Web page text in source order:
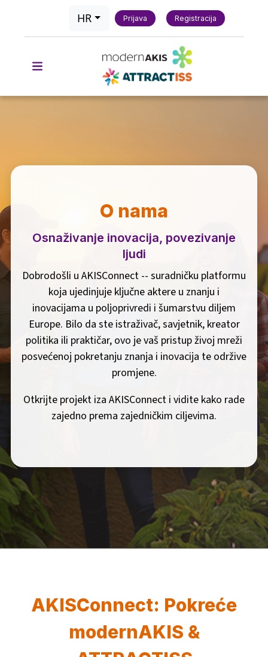
HR Prijava Registracija
O nama
Osnaživanje inovacija, povezivanje
ljudi
Dobrodošli u AKISConnect -- suradničku platformu
koja ujedinjuje ključne aktere u znanju i
inovacijama u poljoprivredi i šumarstvu diljem
Europe. Bilo da ste istraživač, savjetnik, kreator
politika ili praktičar, ovo je vaš pristup živoj mreži
posvećenoj pokretanju znanja i inovacija te održive
promjene.
Otkrijte projekt iza AKISConnect i vidite kako rade
zajedno prema zajedničkim ciljevima.
AKISConnect: Pokreće
modernAKIS &